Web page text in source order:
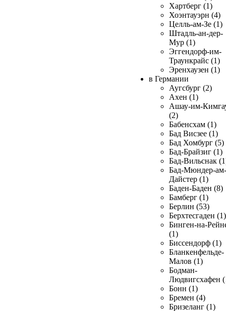
Хартберг (1)
Хоэнтауэрн (4)
Целль-ам-Зе (1)
Штадль-ан-дер-
Мур (1)
Эггендорф-им-
Траункрайс (1)
Эренхаузен (1)
в Германии
Аугсбург (2)
Ахен (1)
Ашау-им-
(2)
Бабенсхам (1)
Бад Висзее (1)
Бад Хомбург (5)
Бад-Брайзиг (1)
Бад-Вильснак
Бад-Мюндер-ам-
Дайстер (1)
Баден-Баден (8)
Бамберг (1)
Берлин (53)
Берхтесгаден (1)
Бинген-на-
(1)
Биссендорф (1)
Бланкенфельде-
Малов (1)
Бодман-
Людвигсхафен
Бонн (1)
Бремен (4)
Бризеланг (1)